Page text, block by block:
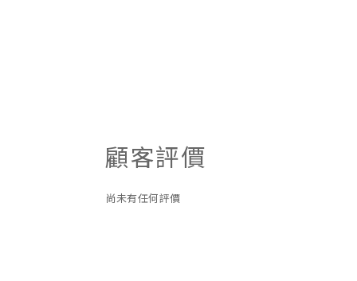
顧客評價
尚未有任何評價